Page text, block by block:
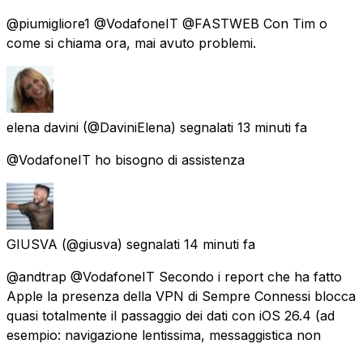
@piumigliore1 @VodafoneIT @FASTWEB Con Tim o
come si chiama ora, mai avuto problemi.
elena davini (@DaviniElena) segnalati 13 minuti fa
@VodafoneIT ho bisogno di assistenza
GIUSVA (@giusva) segnalati 14 minuti fa
@andtrap @VodafoneIT Secondo i report che ha fatto
Apple la presenza della VPN di Sempre Connessi blocca
quasi totalmente il passaggio dei dati con iOS 26.4 (ad
esempio: navigazione lentissima, messaggistica non